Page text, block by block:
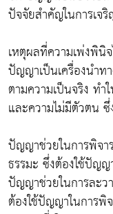
ปัจจัยสำคัญในการเจ
เหตุผลที่ความเพ่งพิ
ปัญญาเป็นเครื่องนำท
ตามความเป็นจริง ทำ
และความไม่มีตัวตน
ปัญญาช่วยในการพิจา
ธรรมะ ซึ่งต้องใช้ปัญ
ปัญญาช่วยในการละว
ต้องใช้ปัญญาในการพิ